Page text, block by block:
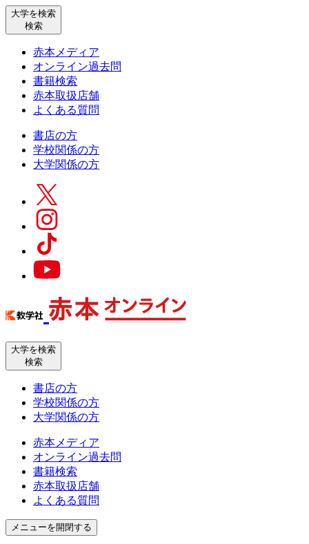
大学を検索
検索
赤本メディア
オンライン過去問
書籍検索
赤本取扱店舗
よくある質問
書店の方
学校関係の方
大学関係の方
大学を検索
検索
書店の方
学校関係の方
大学関係の方
赤本メディア
オンライン過去問
書籍検索
赤本取扱店舗
よくある質問
メニューを開閉する